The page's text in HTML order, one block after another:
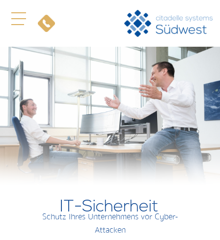
IT-Sicherheit
Schutz Ihres Unternehmens vor Cyber-
Attacken​